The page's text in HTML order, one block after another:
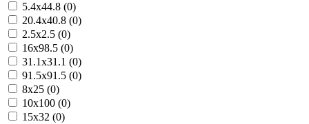
5.4x44.8 (0)
20.4x40.8 (0)
2.5x2.5 (0)
16x98.5 (0)
31.1x31.1 (0)
91.5x91.5 (0)
8x25 (0)
10x100 (0)
15x32 (0)